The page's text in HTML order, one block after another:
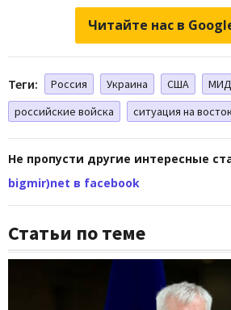
Читайте нас в
Теги: Россия Украина США
МИД
российские войска
ситуация на
Не пропусти другие интересные
bigmir)net в facebook
Статьи по теме